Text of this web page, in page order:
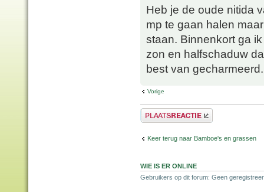
Heb je de oude nitida
mp te gaan halen
staan. Binnenkort ga
zon en halfschaduw
best van gecharmeerd.
Vorige
Plaats een reactie
Keer terug naar Bamboe's en grassen
WIE IS ER ONLINE
Gebruikers op dit forum: Geen